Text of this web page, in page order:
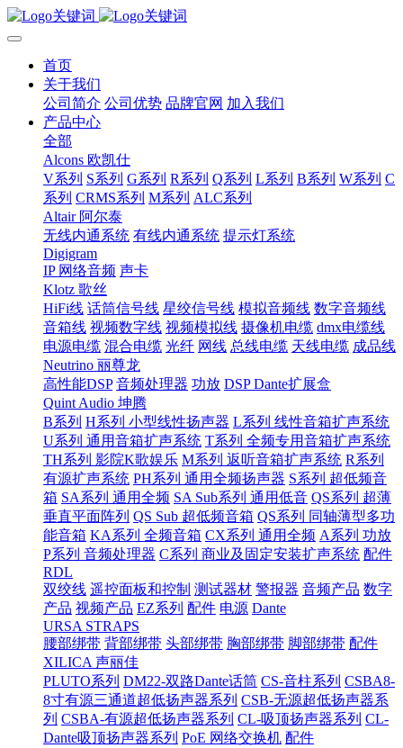
首页
关于我们
公司简介 公司优势 品牌官网 加入我们
产品中心
全部
Alcons 欧凯仕
V系列 S系列 G系列 R系列 Q系列 L系列 B系列 W系列 C
系列 CRMS系列 M系列 ALC系列
Altair 阿尔泰
无线内通系统 有线内通系统 提示灯系统
Digigram
IP 网络音频 声卡
Klotz 歌丝
HiFi线 话筒信号线 星绞信号线 模拟音频线 数字音频线
音箱线 视频数字线 视频模拟线 摄像机电缆 dmx电缆线
电源电缆 混合电缆 光纤 网线 总线电缆 天线电缆 成品线
Neutrino 丽尊龙
高性能DSP 音频处理器 功放 DSP Dante扩展盒
Quint Audio 坤腾
B系列 H系列 小型线性扬声器 L系列 线性音箱扩声系统
U系列 通用音箱扩声系统 T系列 全频专用音箱扩声系统
TH系列 影院K歌娱乐 M系列 返听音箱扩声系统 R系列
有源扩声系统 PH系列 通用全频扬声器 S系列 超低频音
箱 SA系列 通用全频 SA Sub系列 通用低音 QS系列 超薄
垂直平面阵列 QS Sub 超低频音箱 QS系列 同轴薄型多功
能音箱 KA系列 全频音箱 CX系列 通用全频 A系列 功放
P系列 音频处理器 C系列 商业及固定安装扩声系统 配件
RDL
双绞线 遥控面板和控制 测试器材 警报器 音频产品 数字
产品 视频产品 EZ系列 配件 电源 Dante
URSA STRAPS
腰部绑带 背部绑带 头部绑带 胸部绑带 脚部绑带 配件
XILICA 声丽佳
PLUTO系列 DM22-双路Dante话筒 CS-音柱系列 CSBA8-
8寸有源三通道超低扬声器系列 CSB-无源超低扬声器系
列 CSBA-有源超低扬声器系列 CL-吸顶扬声器系列 CL-
Dante吸顶扬声器系列 PoE 网络交换机 配件